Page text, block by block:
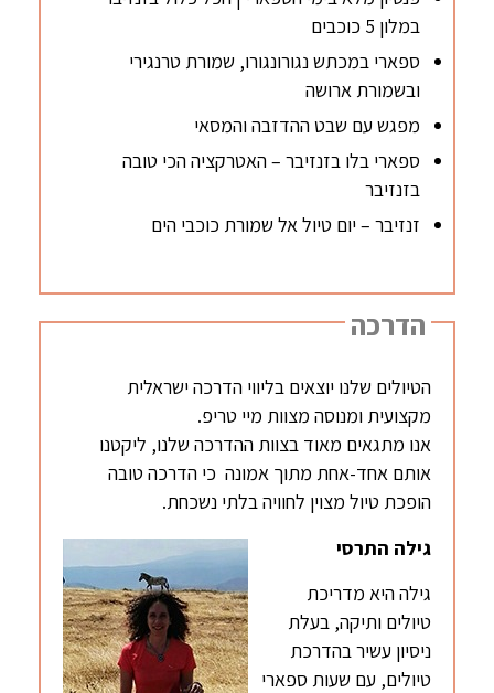
במלון 5 כוכבים
ספארי במכתש נגורונגורו, שמורת טרנגירי
ובשמורת ארושה
מפגש עם שבט ההדזבה והמסאי
ספארי בלו בזנזיבר – האטרקציה הכי טובה
בזנזיבר
זנזיבר – יום טיול אל שמורת כוכבי הים
הדרכה
הטיולים שלנו יוצאים בליווי הדרכה ישראלית
מקצועית ומנוסה מצוות מיי טריפ.
אנו מתגאים מאוד בצוות ההדרכה שלנו, ליקטנו
אותם אחד-אחת מתוך אמונה כי הדרכה טובה
הופכת טיול מצוין לחוויה בלתי נשכחת.
גילה התרסי
גילה היא מדריכת
טיולים ותיקה, בעלת
ניסיון עשיר בהדרכת
טיולים, עם שעות ספארי